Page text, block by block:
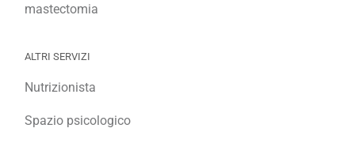
mastectomia
ALTRI SERVIZI
Nutrizionista
Spazio psicologico